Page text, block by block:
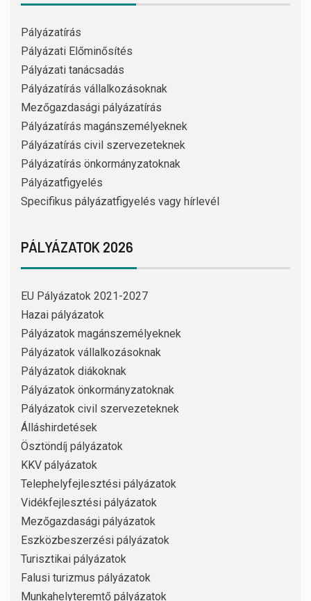
Pályázatírás
Pályázati Előminősítés
Pályázati tanácsadás
Pályázatírás vállalkozásoknak
Mezőgazdasági pályázatírás
Pályázatírás magánszemélyeknek
Pályázatírás civil szervezeteknek
Pályázatírás önkormányzatoknak
Pályázatfigyelés
Specifikus pályázatfigyelés vagy hírlevél
PÁLYÁZATOK 2026
EU Pályázatok 2021-2027
Hazai pályázatok
Pályázatok magánszemélyeknek
Pályázatok vállalkozásoknak
Pályázatok diákoknak
Pályázatok önkormányzatoknak
Pályázatok civil szervezeteknek
Álláshirdetések
Ösztöndíj pályázatok
KKV pályázatok
Telephelyfejlesztési pályázatok
Vidékfejlesztési pályázatok
Mezőgazdasági pályázatok
Eszközbeszerzési pályázatok
Turisztikai pályázatok
Falusi turizmus pályázatok
Munkahelyteremtő pályázatok